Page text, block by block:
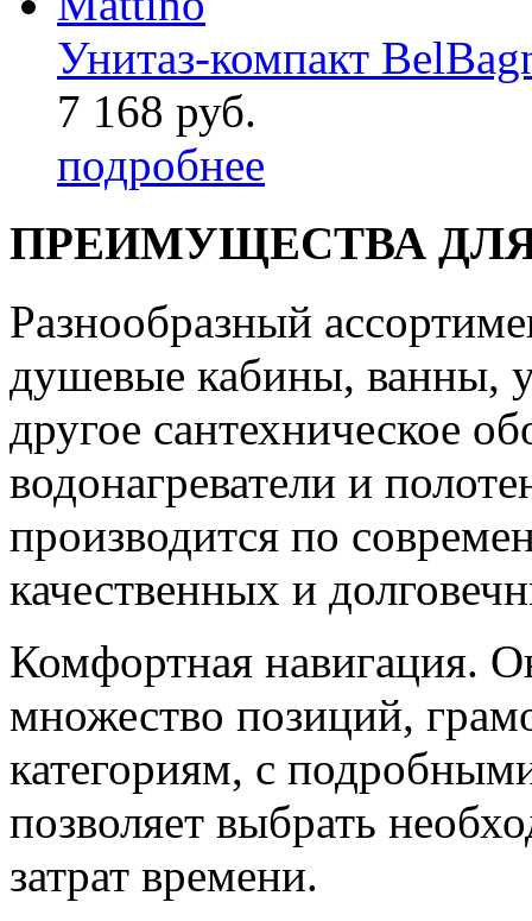
Унитаз-компакт
7 168 руб.
подробнее
ПРЕИМУЩЕСТВА
Разнообразный
душевые кабины, ванны,
другое сантехническое
водонагреватели и
производится по
качественных и
Комфортная навигация.
множество позиций,
категориям, с
позволяет выбрать
затрат времени.